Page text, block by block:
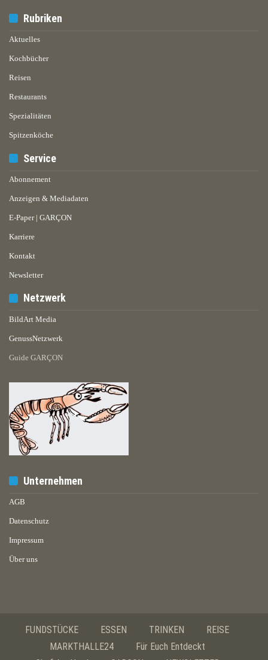
Rubriken
Aktuelles
Kochbücher
Reisen
Restaurants
Spezialitäten
Spitzenköche
Service
Abonnement
Anzeigen & Mediadaten
E-Paper | GARÇON
Karriere
Kontakt
Newsletter
Netzwerk
BildArt Media
GenussNetzwerk
Guide GARÇON
Unternehmen
AGB
Datenschutz
Impressum
Über uns
FUNDSTÜCKE ESSEN TRINKEN
REISE
MARKTHALLE24
Für Euch Entdeckt